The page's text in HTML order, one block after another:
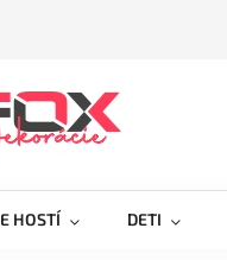
HOSTÍ DETI